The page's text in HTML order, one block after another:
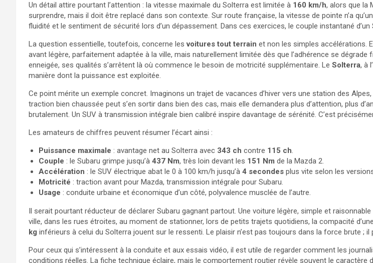
Un détail attire pourtant l’attention : la vitesse maximale du Solterra est limitée à 160 km/h, alors que la
surprendre, mais il doit être replacé dans son contexte. Sur route française, la vitesse de pointe n’a
fluidité et le sentiment de sécurité lors d’un dépassement. Dans ces exercices, le couple instantané
La question essentielle, toutefois, concerne lesvoitures tout terrain et non les simples accélérations.
avant légère, parfaitement adaptée à la ville, mais naturellement limitée dès que l’adhérence se
enneigée, ses qualités s’arrêtent là où commence le besoin de motricité supplémentaire. Le Solterra, à
manière dont la puissance est exploitée.
Ce point mérite un exemple concret. Imaginons un trajet de vacances d’hiver vers une station des
traction bien chaussée peut s’en sortir dans bien des cas, mais elle demandera plus d’attention, plus
brutalement. Un SUV à transmission intégrale bien calibré inspire davantage de sérénité. C’est
Les amateurs de chiffres peuvent résumer l’écart ainsi :
Puissance maximale : avantage net au Solterra avec 343 ch contre 115 ch.
Couple : le Subaru grimpe jusqu’à 437 Nm, très loin devant les 151 Nm de la Mazda 2.
Accélération : le SUV électrique abat le 0 à 100 km/h jusqu’à 4 secondes plus vite selon les
Motricité : traction avant pour Mazda, transmission intégrale pour Subaru.
Usage : conduite urbaine et économique d’un côté, polyvalence musclée de l’autre.
Il serait pourtant réducteur de déclarer Subaru gagnant partout. Une voiture légère, simple et
ville, dans les rues étroites, au moment de stationner, lors de petits trajets quotidiens, la compacité
kg inférieurs à celui du Solterra jouent sur le ressenti. Le plaisir n’est pas toujours dans la force brute ;
Pour ceux qui s’intéressent à la conduite et aux essais vidéo, il est utile de regarder comment les
conditions réelles. La fiche technique éclaire, mais le comportement routier révèle souvent le caractère